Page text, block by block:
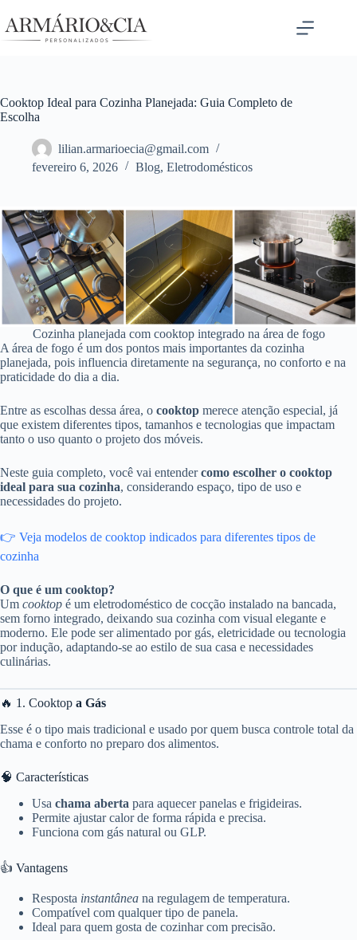
para
o
Cooktop Ideal para Cozinha Planejada: Guia Completo de
Escolha
lilian.armarioecia@gmail.com
fevereiro 6, 2026
Blog, Eletrodomésticos
Cozinha planejada com cooktop integrado na área de fogo
A área de fogo é um dos pontos mais importantes da cozinha
planejada, pois influencia diretamente na segurança, no conforto e na
praticidade do dia a dia.
Entre as escolhas dessa área, o cooktop merece atenção especial, já
que existem diferentes tipos, tamanhos e tecnologias que impactam
tanto o uso quanto o projeto dos móveis.
Neste guia completo, você vai entendercomo escolher o cooktop
ideal para sua cozinha, considerando espaço, tipo de uso e
necessidades do projeto.
👉 Veja modelos de cooktop indicados para diferentes tipos de
cozinha
O que é um cooktop?
Um cooktop é um eletrodoméstico de cocção instalado na bancada,
sem forno integrado, deixando sua cozinha com visual elegante e
moderno. Ele pode ser alimentado por gás, eletricidade ou tecnologia
por indução, adaptando-se ao estilo de sua casa e necessidades
culinárias.
🔥 1. Cooktop a Gás
Esse é o tipo mais tradicional e usado por quem busca controle total da
chama e conforto no preparo dos alimentos.
🧠 Características
Usa chama aberta para aquecer panelas e frigideiras.
Permite ajustar calor de forma rápida e precisa.
Funciona com gás natural ou GLP.
👍 Vantagens
Resposta instantânea na regulagem de temperatura.
Compatível com qualquer tipo de panela.
Ideal para quem gosta de cozinhar com precisão.